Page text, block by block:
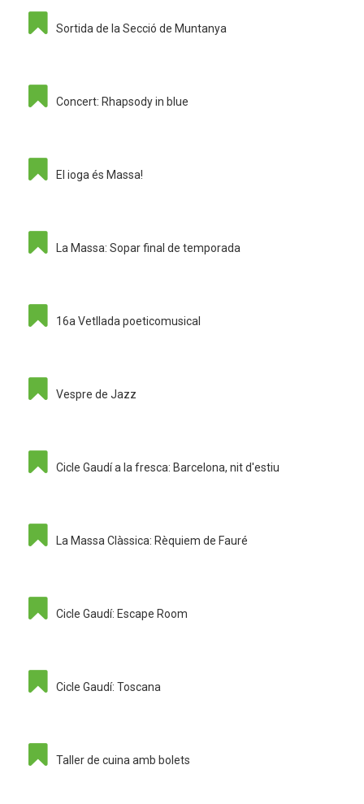
Sortida de la Secció de Muntanya
Concert: Rhapsody in blue
El ioga és Massa!
La Massa: Sopar final de temporada
16a Vetllada poeticomusical
Vespre de Jazz
Cicle Gaudí a la fresca: Barcelona, nit d'estiu
La Massa Clàssica: Rèquiem de Fauré
Cicle Gaudí: Escape Room
Cicle Gaudí: Toscana
Taller de cuina amb bolets